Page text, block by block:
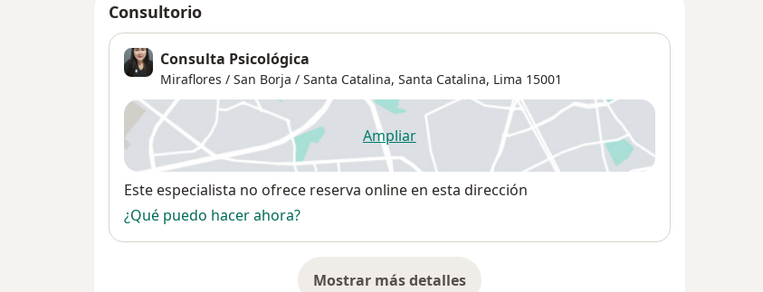
Consultorio
Consulta Psicológica
Miraflores / San Borja / Santa Catalina, Santa Catalina, Lima 15001
Ampliarse abre en una nueva pestaña
Disponibilidad
Este especialista no ofrece reserva online en esta dirección
¿Qué puedo hacer ahora?
Mostrar más detalles